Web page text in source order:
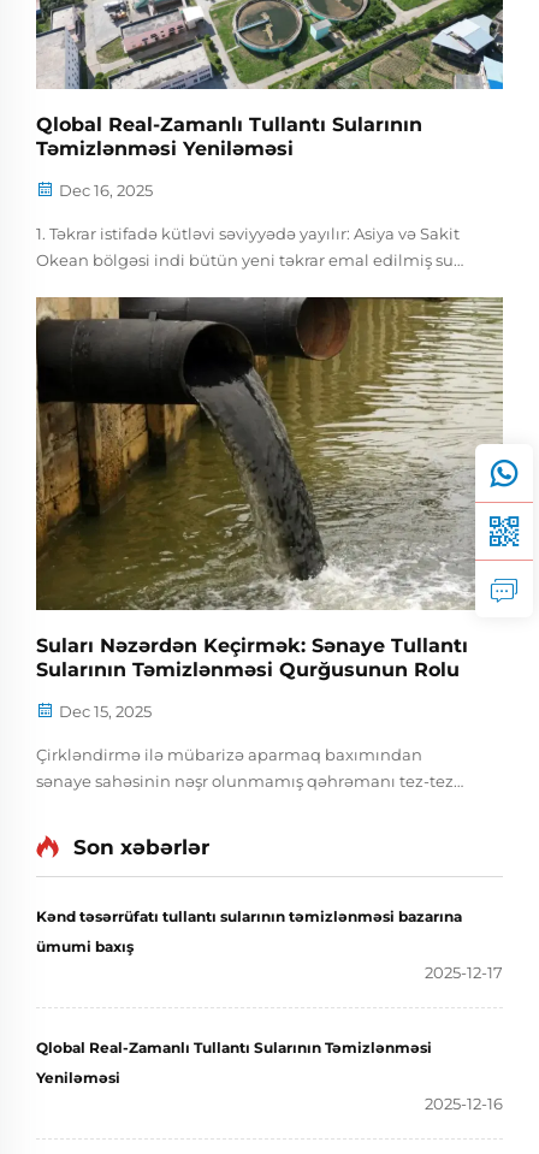
Qlobal Real-Zamanlı Tullantı Sularının
Təmizlənməsi Yeniləməsi
Dec 16, 2025
1. Təkrar istifadə kütləvi səviyyədə yayılır: Asiya və Sakit
Okean bölgəsi indi bütün yeni təkrar emal edilmiş su
cu ilə qədər Səudiyyə Ərəbistanının 70 %-lik təkrar
istifadə hədəfinə çatmaq üçün 15 %-dən miqyası artırır.
Dubay isə 2030-cu ilə qədər tullantı sularının 100 %
təkrar emalını təmin etdi — buraxılan hər damla
yenidən emal olunur...
Suları Nəzərdən Keçirmək: Sənaye Tullantı
Sularının Təmizlənməsi Qurğusunun Rolu
Dec 15, 2025
Çirkləndirmə ilə mübarizə aparmaq baxımından
sənaye sahəsinin nəşr olunmamış qəhrəmanı tez-tez
az quru səslənir, elə deyil? Amma gözləyin! Bu obyekt
tullantı sularımızın təmiz saxlanmasında və ətraf
Son xəbərlər
Kənd təsərrüfatı tullantı sularının təmizlənməsi bazarına
ümumi baxış
2025-12-17
Qlobal Real-Zamanlı Tullantı Sularının Təmizlənməsi
Yeniləməsi
2025-12-16